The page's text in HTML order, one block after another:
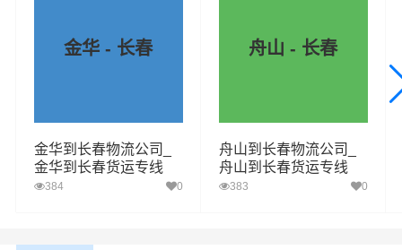
金华 - 长春
金华到长春物流公司_
金华到长春货运专线
384 0
舟山 - 长春
舟山到长春物流公司_
舟山到长春货运专线
383 0